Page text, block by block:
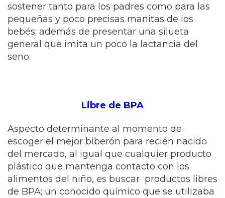
sostener tanto para los padres como para las
pequeñas y poco precisas manitas de los
bebés; además de presentar una silueta
general que imita un poco la lactancia del
seno.
Libre de BPA
Aspecto determinante al momento de
escoger el mejor biberón para recién nacido
del mercado, al igual que cualquier producto
plástico que mantenga contacto con los
alimentos del niño, es buscar productos libres
de BPA; un conocido químico que se utilizaba